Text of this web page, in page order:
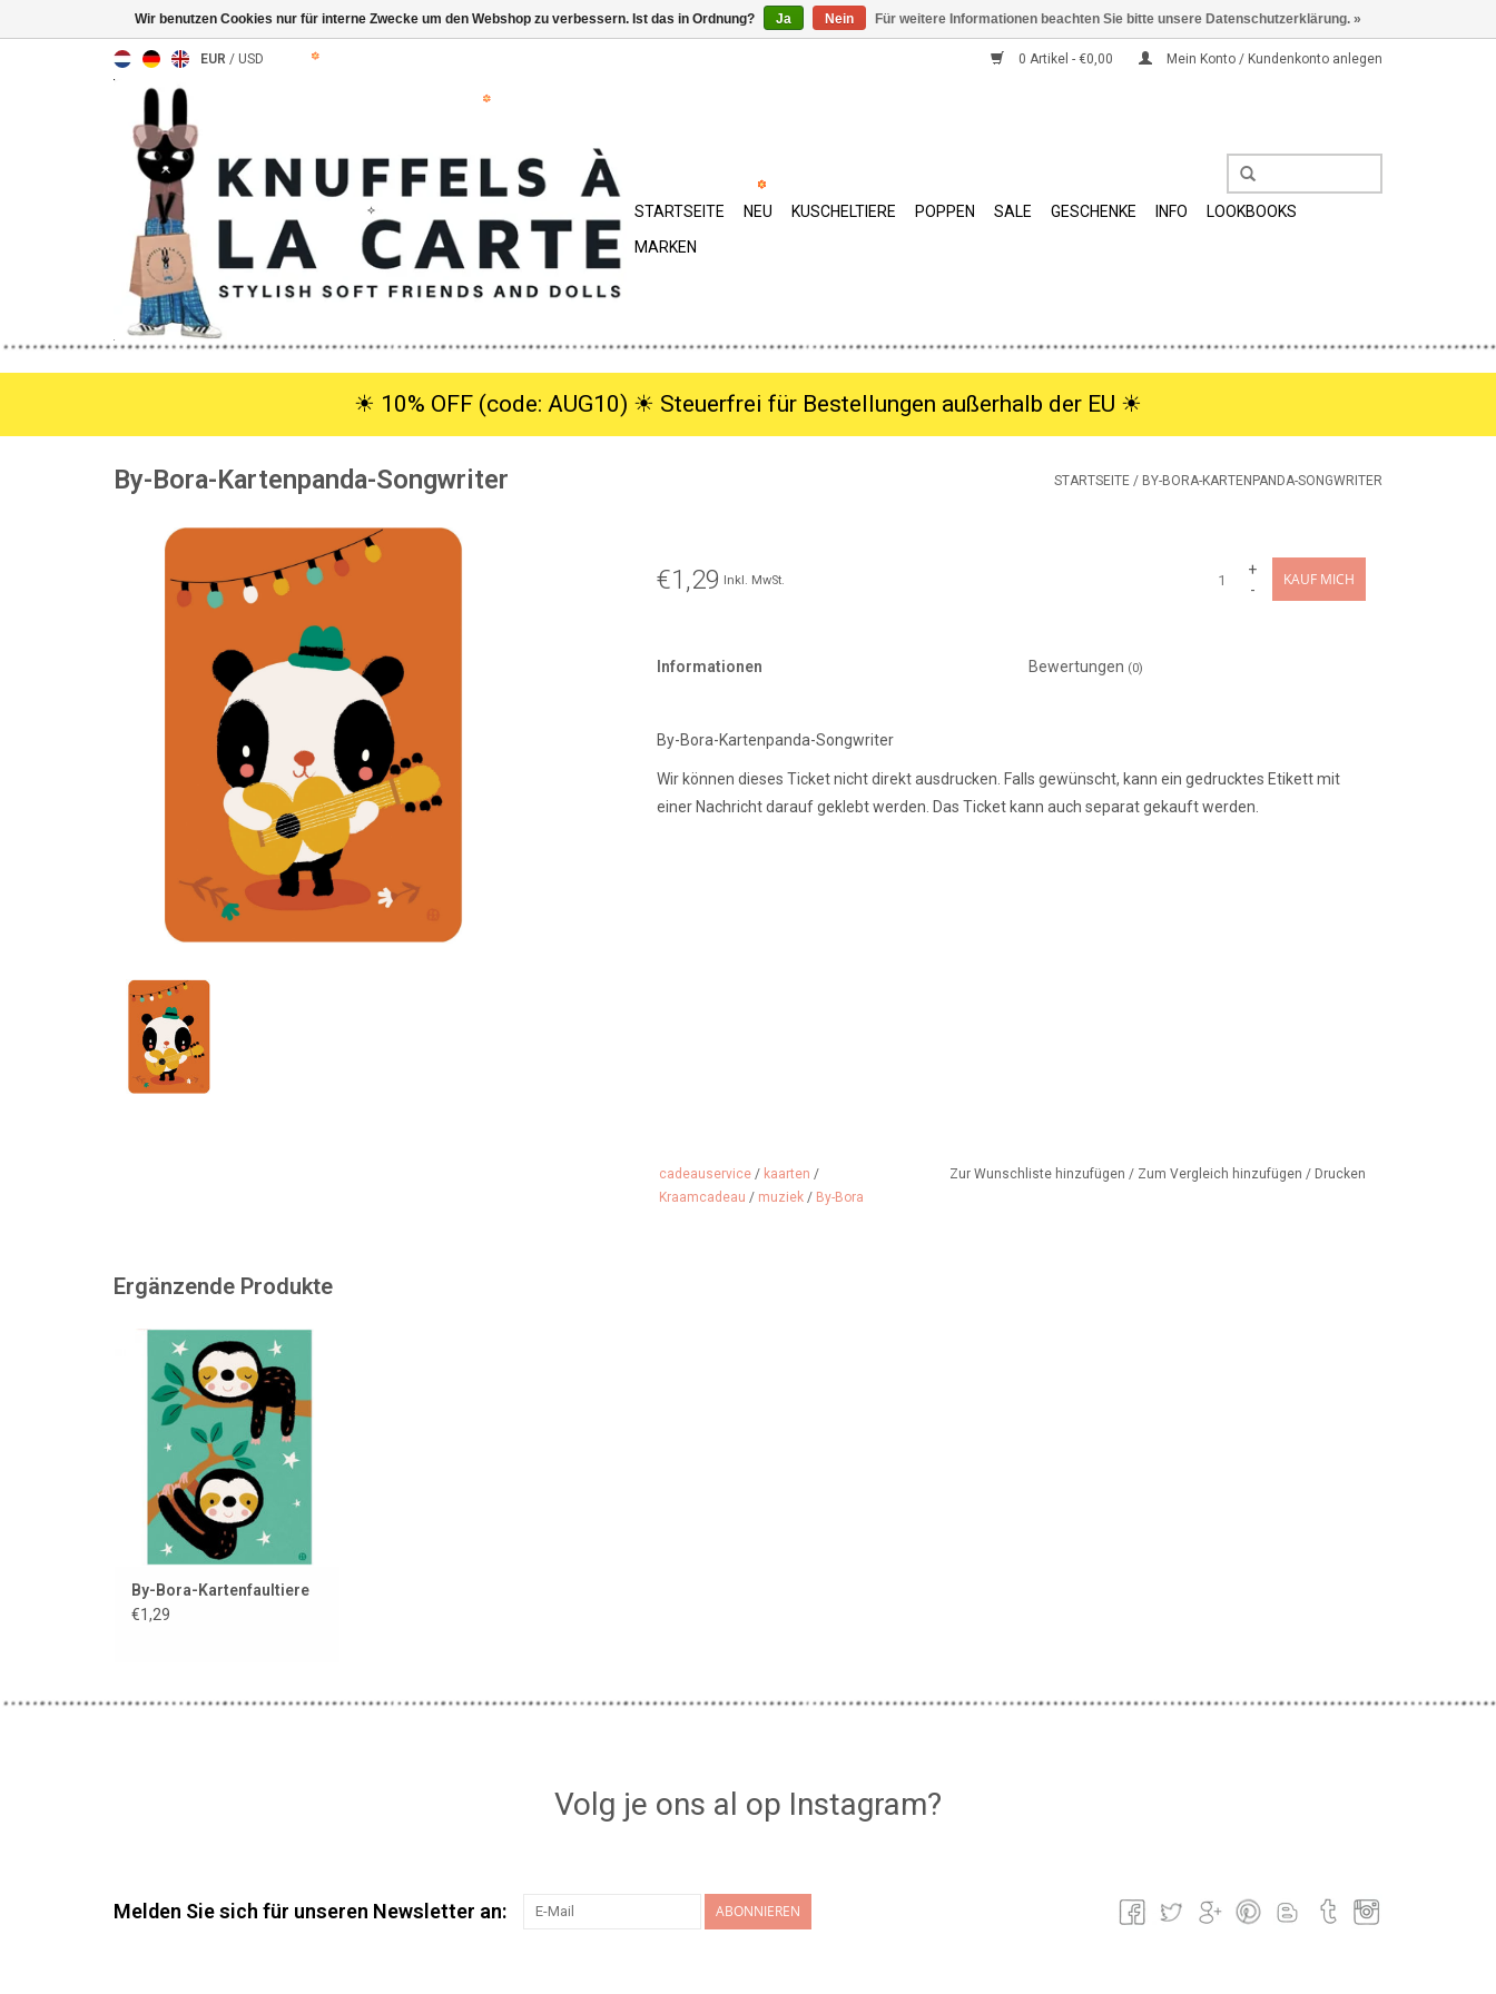
EUR / USD 0 Artikel - €0,00 Mein Konto / Kundenkonto anlegen
STARTSEITE NEU KUSCHELTIERE POPPEN SALE GESCHENKE INFO
LOOKBOOKS
MARKEN
☀︎ 10% OFF (code: AUG10) ☀︎ Steuerfrei für Bestellungen außerhalb der EU ☀︎
By-Bora-Kartenpanda-Songwriter STARTSEITE / BY-BORA-KARTENPANDA-SONGWRITER
€1,29 Inkl. MwSt.
+
-
KAUF MICH
Informationen Bewertungen (0)
By-Bora-Kartenpanda-Songwriter
Wir können dieses Ticket nicht direkt ausdrucken. Falls gewünscht, kann ein gedrucktes Etikett mit
einer Nachricht darauf geklebt werden. Das Ticket kann auch separat gekauft werden.
cadeauservice / kaarten /
Kraamcadeau / muziek / By-Bora
Zur Wunschliste hinzufügen / Zum Vergleich hinzufügen / Drucken
Ergänzende Produkte
Wir können dieses Ticket nicht
direkt ausdrucken. Falls
gewünscht, kann ein gedrucktes
Etikett mit einer Nachricht darauf
geklebt werden. Das Ticket kann
auch separat erworben werden.
ZUM WARENKORB HINZUFÜGEN
By-Bora-Kartenfaultiere
€1,29
Volg je ons al op Instagram?
Melden Sie sich für unseren Newsletter an: ABONNIEREN
Wir benutzen Cookies nur für interne Zwecke um den Webshop zu verbessern. Ist das in Ordnung? Ja Nein Für weitere Informationen beachten Sie bitte unsere Datenschutzerklärung. »